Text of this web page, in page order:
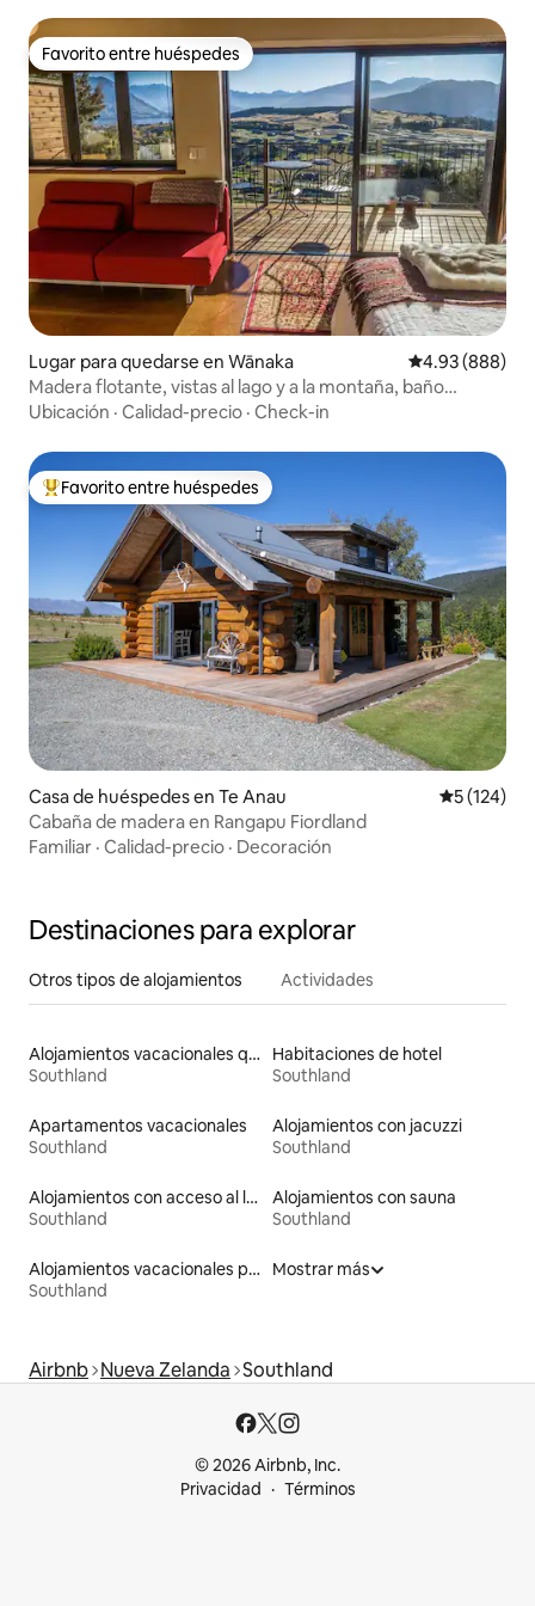
Favorito entre huéspedes
Favorito entre huéspedes
Lugar para quedarse en Wānaka Calificación
4.93 (888)
Madera flotante, vistas al lago y a la montaña, baño
exterior, privado.
Ubicación · Calidad-precio · Check-in
Favorito entre huéspedes preferido
Favorito entre huéspedes
Casa de huéspedes en Te Anau
5 (124)
Cabaña de madera en Rangapu Fiordland
Familiar · Calidad-precio · Decoración
Destinaciones para explorar
Otros tipos de alojamientos Actividades
Alojamientos vacacionales que admiten mascotas
Southland
Habitaciones de hotel
Southland
Apartamentos vacacionales
Southland
Alojamientos con jacuzzi
Southland
Alojamientos con acceso al lago
Southland
Alojamientos con sauna
Southland
Alojamientos vacacionales para familias
Southland
Mostrar más
Airbnb Nueva Zelanda Southland
© 2026 Airbnb, Inc.
Privacidad
Términos